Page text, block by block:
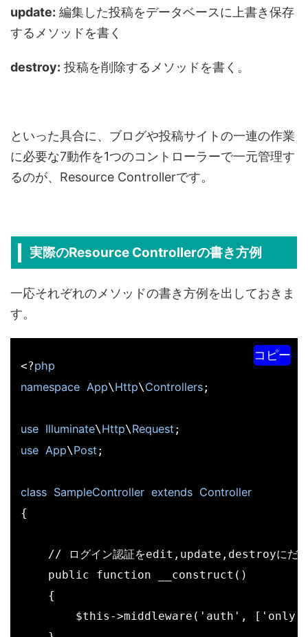
update: 編集した投稿をデータベースに上書き保存
するメソッドを書く
destroy: 投稿を削除するメソッドを書く。
といった具合に、ブログや投稿サイトの一連の作業
に必要な7動作を1つのコントローラーで一元管理す
るのが、Resource Controllerです。
実際のResource Controllerの書き方例
一応それぞれのメソッドの書き方例を出しておきま
す。
コピー
<?php
namespace App\Http\Controllers;
use Illuminate\Http\Request
use App\Post;
class SampleController extends Controller
{
// ログイン認証をedit,update,destroyにだ
    public function __construct()
    {
$this->middleware('auth',